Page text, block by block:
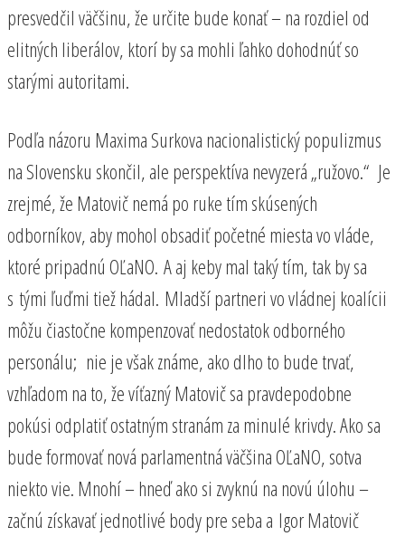
presvedčil väčšinu, že určite bude konať – na rozdiel od
elitných liberálov, ktorí by sa mohli ľahko dohodnúť so
starými autoritami.
Podľa názoru Maxima Surkova nacionalistický populizmus
na Slovensku skončil, ale perspektíva nevyzerá „ružovo.“ Je
zrejmé, že Matovič nemá po ruke tím skúsených
odborníkov, aby mohol obsadiť početné miesta vo vláde,
ktoré pripadnú OĽaNO. A aj keby mal taký tím, tak by sa
s tými ľuďmi tiež hádal. Mladší partneri vo vládnej koalícii
môžu čiastočne kompenzovať nedostatok odborného
personálu; nie je však známe, ako dlho to bude trvať,
vzhľadom na to, že víťazný Matovič sa pravdepodobne
pokúsi odplatiť ostatným stranám za minulé krivdy. Ako sa
bude formovať nová parlamentná väčšina OĽaNO, sotva
niekto vie. Mnohí – hneď ako si zvyknú na novú úlohu –
začnú získavať jednotlivé body pre seba a Igor Matovič